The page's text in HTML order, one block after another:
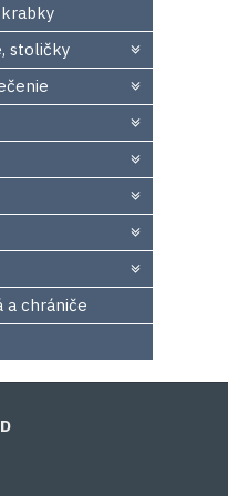
stoličky
a chrániče